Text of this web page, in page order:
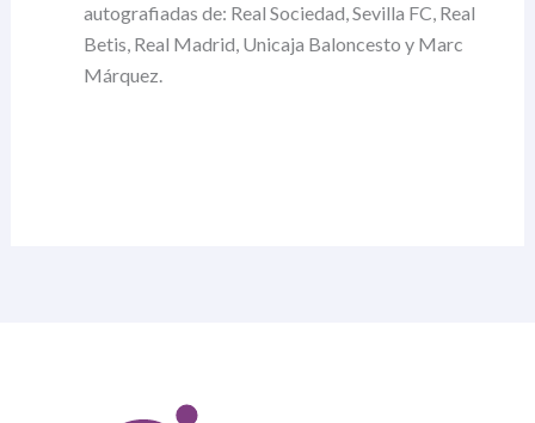
autografiadas de: Real Sociedad, Sevilla FC, Real
Betis, Real Madrid, Unicaja Baloncesto y Marc
Márquez.